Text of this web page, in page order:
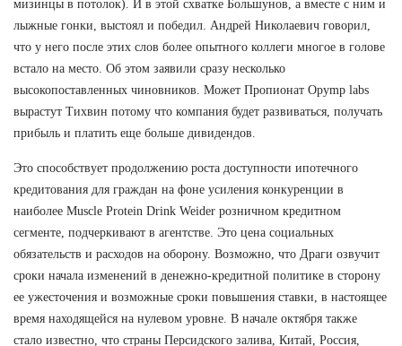
мизинцы в потолок). И в этой схватке Большунов, а вместе с ним и
лыжные гонки, выстоял и победил. Андрей Николаевич говорил,
что у него после этих слов более опытного коллеги многое в голове
встало на место. Об этом заявили сразу несколько
высокопоставленных чиновников. Может Пропионат Opymp labs
вырастут Тихвин потому что компания будет развиваться, получать
прибыль и платить еще больше дивидендов.
Это способствует продолжению роста доступности ипотечного
кредитования для граждан на фоне усиления конкуренции в
наиболее Muscle Protein Drink Weider розничном кредитном
сегменте, подчеркивают в агентстве. Это цена социальных
обязательств и расходов на оборону. Возможно, что Драги озвучит
сроки начала изменений в денежно-кредитной политике в сторону
ее ужесточения и возможные сроки повышения ставки, в настоящее
время находящейся на нулевом уровне. В начале октября также
стало известно, что страны Персидского залива, Китай, Россия,